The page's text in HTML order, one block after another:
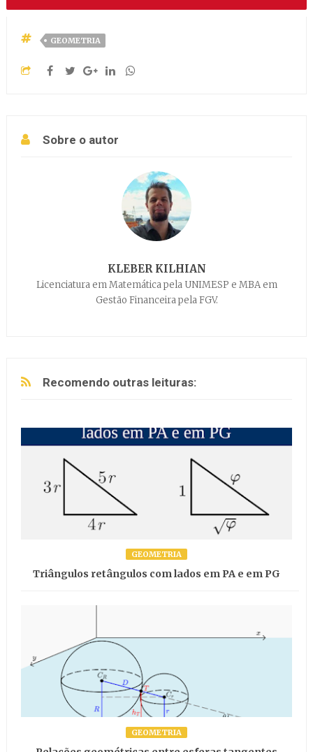
GEOMETRIA
Sobre o autor
KLEBER KILHIAN
Licenciatura em Matemática pela UNIMESP e MBA em
Gestão Financeira pela FGV.
Recomendo outras leituras:
GEOMETRIA
Triângulos retângulos com lados em PA e em PG
GEOMETRIA